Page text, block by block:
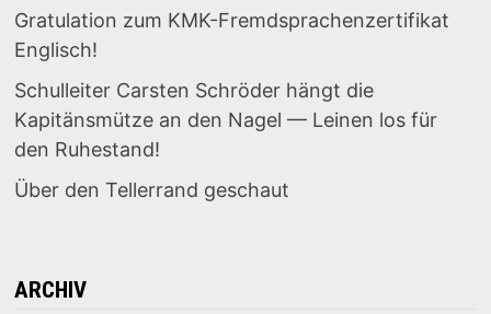
Gratulation zum KMK-Fremdsprachenzertifikat
Englisch!
Schulleiter Carsten Schröder hängt die
Kapitänsmütze an den Nagel — Leinen los für
den Ruhestand!
Über den Tellerrand geschaut
ARCHIV